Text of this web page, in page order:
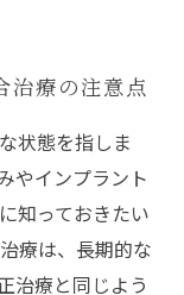
治療の注意点
状態を指しま
やインプラント
知っておきたい
療は、長期的な
治療と同じよう